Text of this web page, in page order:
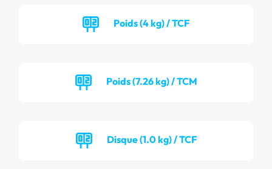
Poids (4 kg) / TCF
Poids (7.26 kg) / TCM
Disque (1.0 kg) / TCF